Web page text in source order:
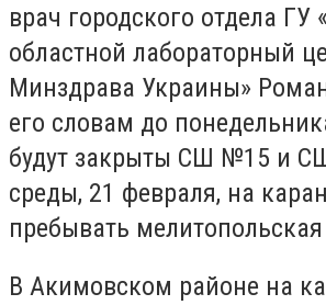
врач городского отдела ГУ
областной лабораторный
Минздрава Украины»
его словам до
будут закрыты СШ №15 и
среды, 21 февраля, на
пребывать
В Акимовском районе на